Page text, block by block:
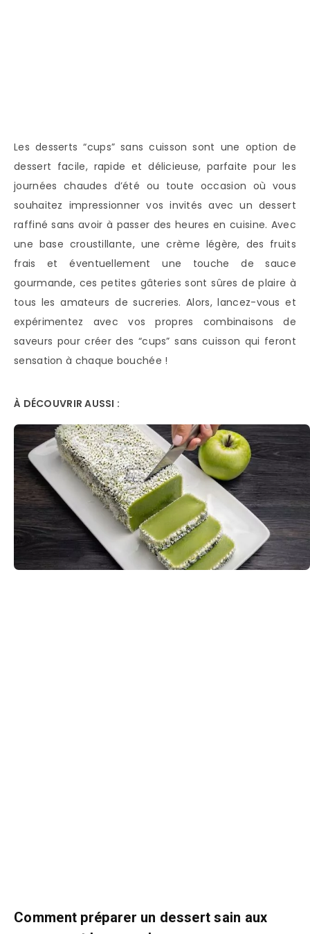
Les desserts “cups” sans cuisson sont une option de
dessert facile, rapide et délicieuse, parfaite pour les
journées chaudes d’été ou toute occasion où vous
souhaitez impressionner vos invités avec un dessert
raffiné sans avoir à passer des heures en cuisine. Avec
une base croustillante, une crème légère, des fruits
frais et éventuellement une touche de sauce
gourmande, ces petites gâteries sont sûres de plaire à
tous les amateurs de sucreries. Alors, lancez-vous et
expérimentez avec vos propres combinaisons de
saveurs pour créer des “cups” sans cuisson qui feront
sensation à chaque bouchée !
À DÉCOUVRIR AUSSI :
Comment préparer un dessert sain aux